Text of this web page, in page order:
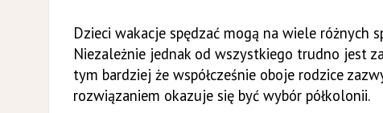
Dzieci wakacje spędzać mogą na wiele różnych
Niezależnie jednak od wszystkiego trudno jest
tym bardziej że współcześnie oboje rodzice
rozwiązaniem okazuje się być wybór półkolonii.